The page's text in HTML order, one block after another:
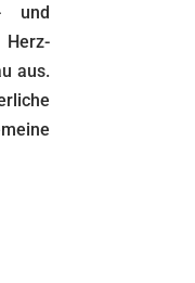
und
aus.